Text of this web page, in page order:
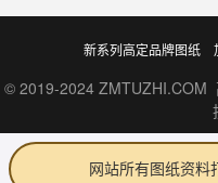
新系列高定品牌图纸
© 2019-2024 ZMTUZHI.COM
网站所有图纸资料